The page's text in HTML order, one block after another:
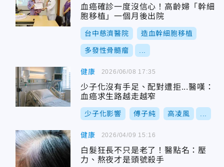
血癌確診一度沒信心！高齡婦「幹細
胞移植」一個月後出院
台中慈濟醫院 造血幹細胞移植
多發性骨髓瘤
健康
少子化沒有手足、配對遭拒...醫嘆：
血癌求生路越走越窄
少子化影響 傅子純 高凌風
2026/06/08 17:35
健康
白髮狂長不只是老了！醫點名：壓
力、熬夜才是頭號殺手
2026/04/09 15:16